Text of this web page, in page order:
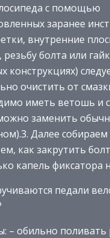
с помощью
заранее
внутренние
болта или
конструкциях)
очистить от
иметь ветошь и
заменить
Далее собираем
как закрутить
капель фиксатора
педали
– обильно поливать